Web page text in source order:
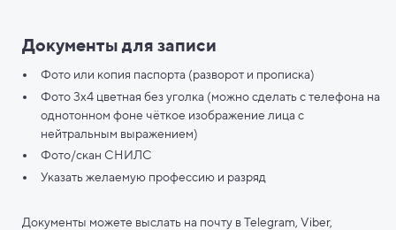
Документы для записи
Фото или копия паспорта (разворот и прописка)
Фото 3х4 цветная без уголка (можно сделать с телефона на
однотонном фоне чёткое изображение лица с
нейтральным выражением)
Фото/скан СНИЛС
Указать желаемую профессию и разряд
Документы можете выслать на почту в Telegram, Viber,